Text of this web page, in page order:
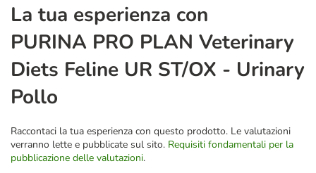
La tua esperienza con
PURINA PRO PLAN Veterinary
Diets Feline UR ST/OX - Urinary
Pollo
Raccontaci la tua esperienza con questo prodotto. Le valutazioni
verranno lette e pubblicate sul sito. Requisiti fondamentali per la
pubblicazione delle valutazioni.